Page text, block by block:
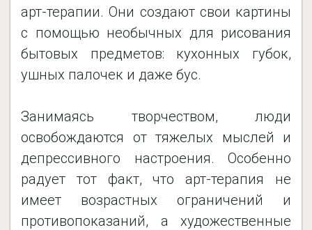
ПРОЕКТЫ
ФОТОАЛЬБОМЫ
КОНТАКТЫ
арт-терапии. Они создают свои картины
с помощью необычных для рисования
бытовых предметов: кухонных губок,
ушных палочек и даже бус.
Занимаясь творчеством, люди
освобождаются от тяжелых мыслей и
депрессивного настроения. Особенно
радует тот факт, что арт-терапия не
имеет возрастных ограничений и
противопоказаний, а художественные